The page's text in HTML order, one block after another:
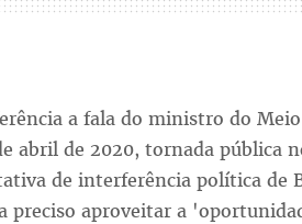
a fala do ministro do
abril de 2020, tornada pública
de interferência política de
preciso aproveitar a